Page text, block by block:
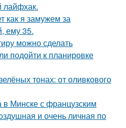
лайфхак.
как я замужем за
ему 35.
можно сделать
подойти к планировке
тонах: от оливкового
Минске с французским
и очень личная по